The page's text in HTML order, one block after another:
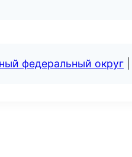
федеральный округ